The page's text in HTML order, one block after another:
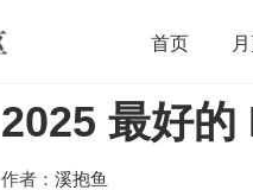
首页
开源 架构
2025 最好的
作者： 溪抱鱼